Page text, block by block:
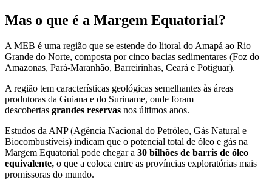
Mas o que é a Margem Equatorial?
A MEB é uma região que se estende do litoral do Amapá ao Rio
Grande do Norte, composta por cinco bacias sedimentares (Foz do
Amazonas, Pará-Maranhão, Barreirinhas, Ceará e Potiguar).
A região tem características geológicas semelhantes às áreas
produtoras da Guiana e do Suriname, onde foram
descobertas grandes reservas nos últimos anos.
Estudos da ANP (Agência Nacional do Petróleo, Gás Natural e
Biocombustíveis) indicam que o potencial total de óleo e gás na
Margem Equatorial pode chegar a 30 bilhões de barris de óleo
equivalente, o que a coloca entre as províncias exploratórias mais
promissoras do mundo.